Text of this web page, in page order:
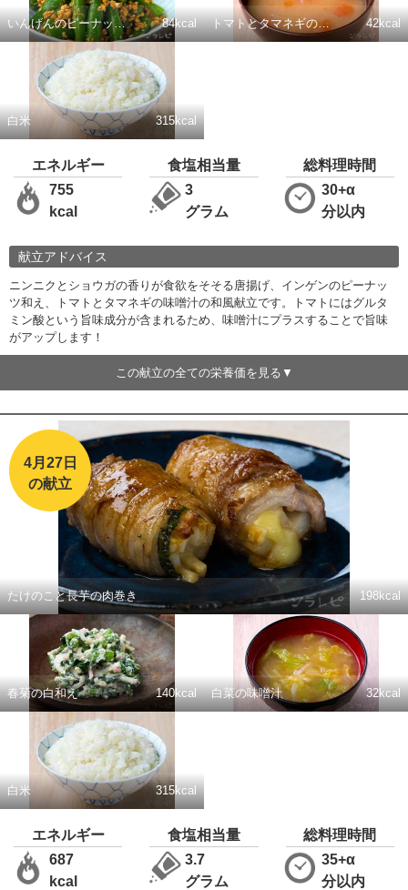
いんげんのピーナッツ和え 84kcal トマトとタマネギの味噌汁 42kcal
白米 315kcal
エネルギー
755
kcal
食塩相当量
3
グラム
総料理時間
30+α
分以内
献立アドバイス
ニンニクとショウガの香りが食欲をそそる唐揚げ、インゲンのピーナッ
ツ和え、トマトとタマネギの味噌汁の和風献立です。トマトにはグルタ
ミン酸という旨味成分が含まれるため、味噌汁にプラスすることで旨味
がアップします！
この献立の全ての栄養価を見る
4月27日
の献立
たけのこと長芋の肉巻き 198kcal
春菊の白和え 140kcal 白菜の味噌汁 32kcal
白米 315kcal
エネルギー
687
kcal
食塩相当量
3.7
グラム
総料理時間
35+α
分以内